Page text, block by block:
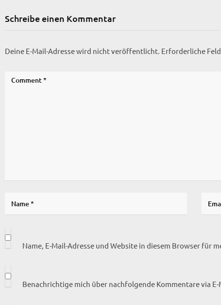
Schreibe einen Kommentar
Deine E-Mail-Adresse wird nicht veröffentlicht. Erforderliche
Name, E-Mail-Adresse und Website in diesem Browser für
Benachrichtige mich über nachfolgende Kommentare via E-